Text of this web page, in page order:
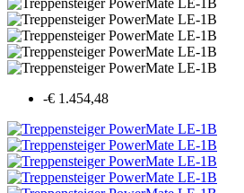
-€ 1.454,48